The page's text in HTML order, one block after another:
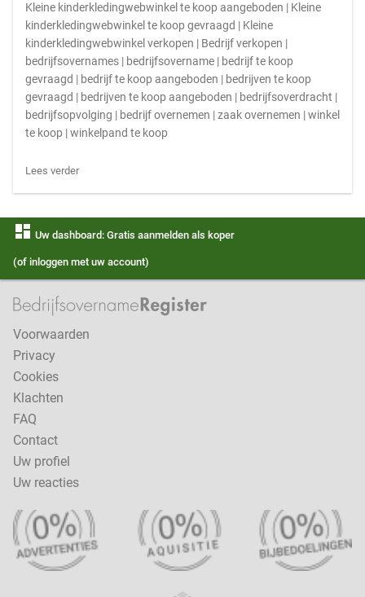
Kleine kinderkledingwebwinkel te koop aangeboden | Kleine
kinderkledingwebwinkel te koop gevraagd | Kleine
kinderkledingwebwinkel verkopen | Bedrijf verkopen |
bedrijfsovernames | bedrijfsovername | bedrijf te koop
gevraagd | bedrijf te koop aangeboden | bedrijven te koop
gevraagd | bedrijven te koop aangeboden | bedrijfsoverdracht |
bedrijfsopvolging | bedrijf overnemen | zaak overnemen | winkel
te koop | winkelpand te koop
Lees verder
dashboard Uw dashboard: Gratis aanmelden als koper
(of inloggen met uw account)
Voorwaarden
Privacy
Cookies
Klachten
FAQ
Contact
Uw profiel
Uw reacties